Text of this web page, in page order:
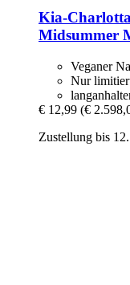
Kia-Charlotta
Midsummer
Veganer
Nur
€ 12,99 (€
Zustellung bis